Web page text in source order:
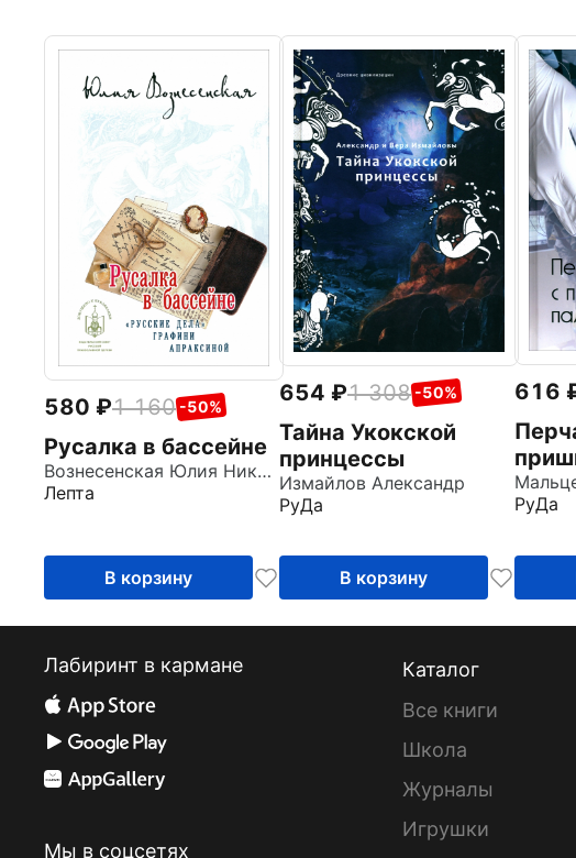
580 1 160 -50%
Русалка в бассейне
Вознесенская Юлия Николаевна
Лепта
В корзину
654 1 308 -50%
Тайна Укокской
принцессы
Измайлов Александр
РуДа
В корзину
616
РуДа
Лабиринт в кармане
Мы в соцсетях
Каталог
Все книги
Школа
Журналы
Игрушки